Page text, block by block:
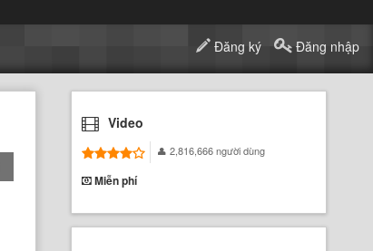
Đăng ký Đăng nhập
Video
2,816,666 người dùng
Miễn phí